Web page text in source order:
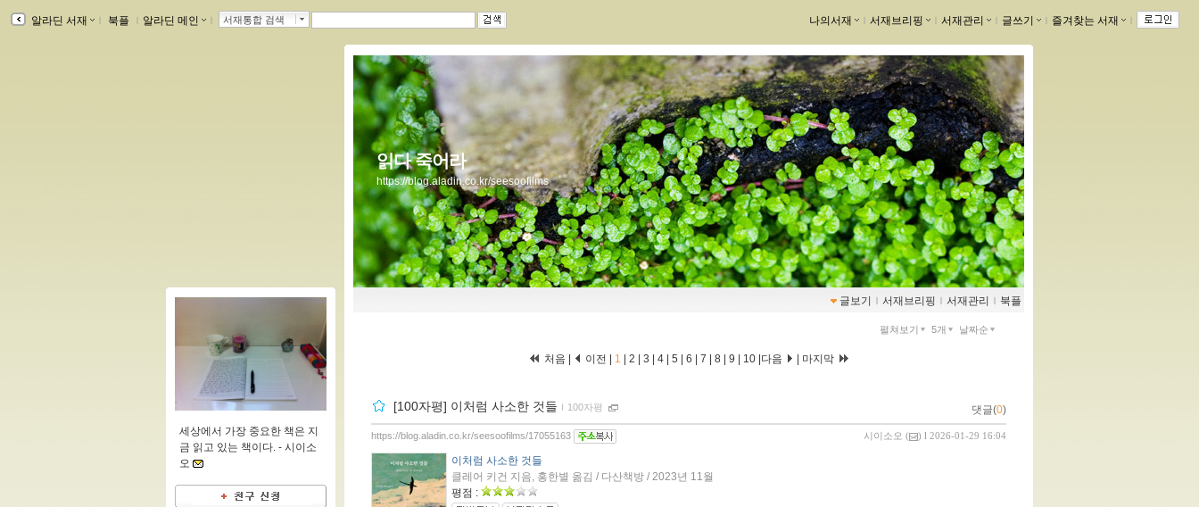
알라딘 서재 북플 알라딘 메인 서재통합 검색 나의서재 서재브리핑 서재관리 글쓰기 즐겨찾는 서재
읽다 죽어라
https://blog.aladin.co.kr/seesoofilms
글보기 ｌ 서재브리핑 ｌ 서재관리 ｌ 북플
펼쳐보기 5개 날짜순
처음 | 이전 | 1 2 3 4 5 6 7 8 9 10 다음 마지막
[100자평] 이처럼 사소한 것들 ｌ 100자평 댓글(0)
시이소오 ( ) l 2026-01-29 16:04
https://blog.aladin.co.kr/seesoofilms/17055163
이처럼 사소한 것들
클레어 키건 지음, 홍한별 옮김 / 다산책방 / 2023년 11월
평점 :
세상에서 가장 중요한 책은 지
금 읽고 있는 책이다. - 시이소
오